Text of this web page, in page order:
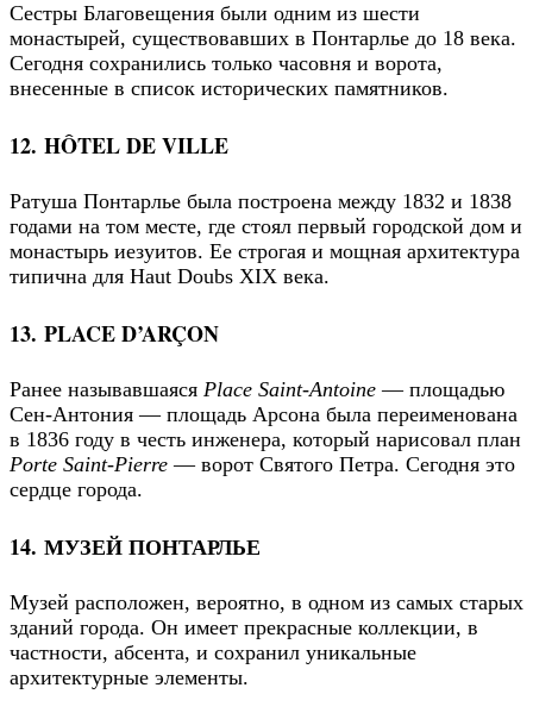
Сестры Благовещения были одним из шести
монастырей, существовавших в Понтарлье до 18 века.
Сегодня сохранились только часовня и ворота,
внесенные в список исторических памятников.
12. HÔTEL DE VILLE
Ратуша Понтарлье была построена между 1832 и 1838
годами на том месте, где стоял первый городской дом и
монастырь иезуитов. Ее строгая и мощная архитектура
типична для Haut Doubs XIX века.
13. PLACE D’ARÇON
Ранее называвшаяся Place Saint-Antoine — площадью
Сен-Антония — площадь Арсона была переименована
в 1836 году в честь инженера, который нарисовал план
Porte Saint-Pierre — ворот Святого Петра. Сегодня это
сердце города.
14. МУЗЕЙ ПОНТАРЛЬЕ
Музей расположен, вероятно, в одном из самых старых
зданий города. Он имеет прекрасные коллекции, в
частности, абсента, и сохранил уникальные
архитектурные элементы.